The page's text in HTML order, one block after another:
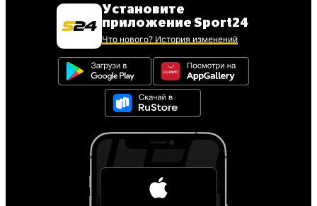
Установите
приложение Sport24
Что нового? История изменений